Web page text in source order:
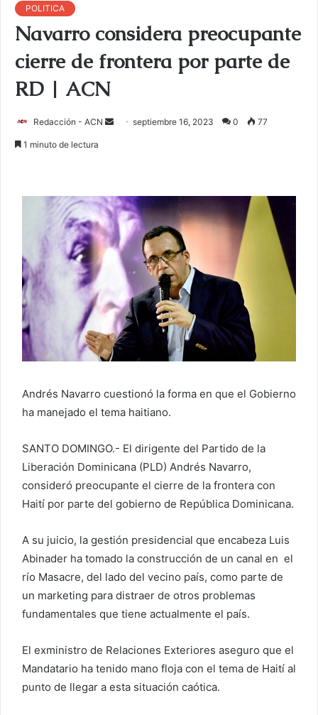
POLITICA
Navarro considera preocupante
cierre de frontera por parte de
RD | ACN
Redacción - ACN
r
u
n
r
e
o
e
e
c
r
ó
c
septiembre 16, 2023 0 77
1 minuto de lectura
Andrés Navarro cuestionó la forma en que el Gobierno
ha manejado el tema haitiano.
SANTO DOMINGO.- El dirigente del Partido de la
Liberación Dominicana (PLD) Andrés Navarro,
consideró preocupante el cierre de la frontera con
Haití por parte del gobierno de República Dominicana.
A su juicio, la gestión presidencial que encabeza Luis
Abinader ha tomado la construcción de un canal en el
río Masacre, del lado del vecino país, como parte de
un marketing para distraer de otros problemas
fundamentales que tiene actualmente el país.
El exministro de Relaciones Exteriores aseguro que el
Mandatario ha tenido mano floja con el tema de Haití al
punto de llegar a esta situación caótica.